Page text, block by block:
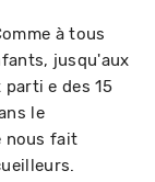
à tous
jusqu'aux
e des 15
le
nous fait